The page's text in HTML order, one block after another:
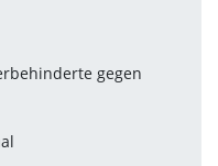
gegen